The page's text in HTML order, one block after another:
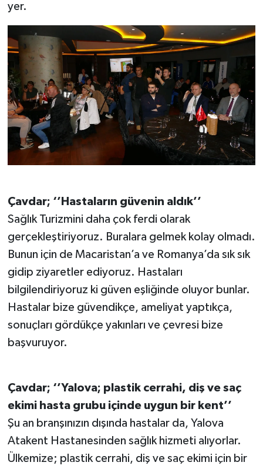
yer.
Çavdar; ‘’Hastaların güvenin aldık’’
Sağlık Turizmini daha çok ferdi olarak
gerçekleştiriyoruz. Buralara gelmek kolay olmadı.
Bunun için de Macaristan’a ve Romanya’da sık sık
gidip ziyaretler ediyoruz. Hastaları
bilgilendiriyoruz ki güven eşliğinde oluyor bunlar.
Hastalar bize güvendikçe, ameliyat yaptıkça,
sonuçları gördükçe yakınları ve çevresi bize
başvuruyor.
Çavdar; ‘’Yalova; plastik cerrahi, diş ve saç
ekimi hasta grubu içinde uygun bir kent’’
Şu an branşınızın dışında hastalar da, Yalova
Atakent Hastanesinden sağlık hizmeti alıyorlar.
Ülkemize; plastik cerrahi, diş ve saç ekimi için bir